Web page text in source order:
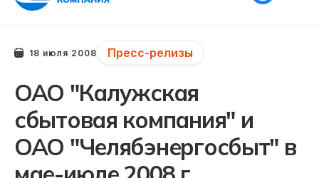
18 июля 2008 Пресс-релизы
ОАО "Калужская
сбытовая компания" и
ОАО "Челябэнергосбыт" в